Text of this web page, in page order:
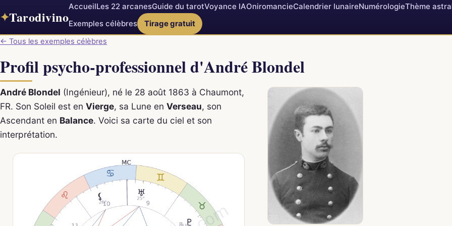
✦Tarodivino
AccueilLes 22 arcanesGuide du tarotVoyance IAOniromancieCalendrier lunaireNumérologieThème
Exemples célèbres
Tirage gratuit
← Tous les exemples célèbres
Profil psycho-professionnel d'André Blondel
André Blondel (Ingénieur), né le 28 août 1863 à Chaumont,
FR. Son Soleil est en Vierge, sa Lune en Verseau, son
Ascendant en Balance. Voici sa carte du ciel et son
interprétation.